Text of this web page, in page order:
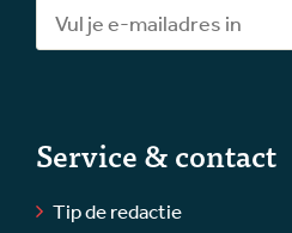
Service & contact
Tip de redactie